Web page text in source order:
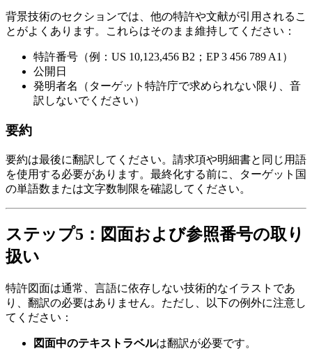
背景技術のセクションでは、他の特許や文献が引用されるこ
とがよくあります。これらはそのまま維持してください：
特許番号（例：US 10,123,456 B2；EP 3 456 789 A1）
公開日
発明者名（ターゲット特許庁で求められない限り、音
訳しないでください）
要約
要約は最後に翻訳してください。請求項や明細書と同じ用語
を使用する必要があります。最終化する前に、ターゲット国
の単語数または文字数制限を確認してください。
ステップ5：図面および参照番号の取り
扱い
特許図面は通常、言語に依存しない技術的なイラストであ
り、翻訳の必要はありません。ただし、以下の例外に注意し
てください：
図面中のテキストラベルは翻訳が必要です。